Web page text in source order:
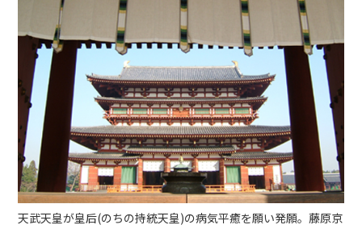
天武天皇が皇后(のちの持統天皇)の病気平癒を願い発願。藤原京